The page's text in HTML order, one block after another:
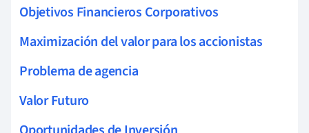
Objetivos Financieros Corporativos
Maximización del valor para los accionistas
Problema de agencia
Valor Futuro